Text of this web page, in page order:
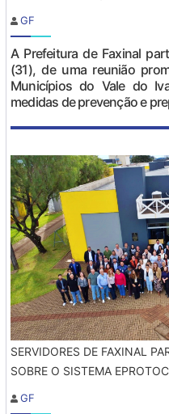
GF
A Prefeitura de Faxinal
(31), de uma reunião
Municípios do Vale do
medidas de prevenção e
SERVIDORES DE FAXINAL
SOBRE O SISTEMA
GF